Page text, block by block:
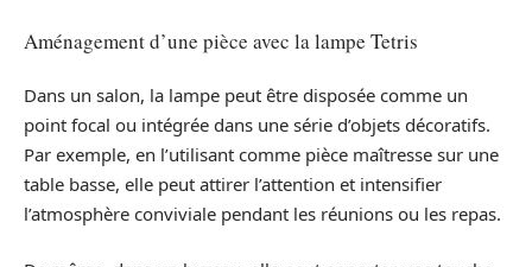
Aménagement d’une pièce avec la lampe Tetris
Dans un salon, la lampe peut être disposée comme un
point focal ou intégrée dans une série d’objets décoratifs.
Par exemple, en l’utilisant comme pièce maîtresse sur une
table basse, elle peut attirer l’attention et intensifier
l’atmosphère conviviale pendant les réunions ou les repas.